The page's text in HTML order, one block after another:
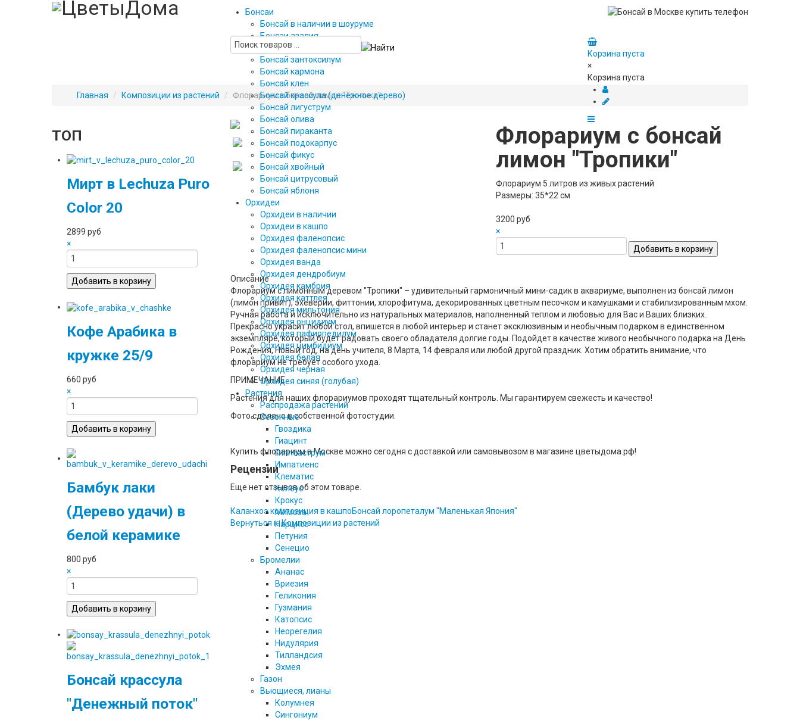
Бонсаи
Бонсай в наличии в шоуруме
Бонсаи азалия
Бонсаи вяз
Бонсай зантоксилум
Бонсай кармона
Бонсай клен
Бонсай крассула (денежное дерево)
Бонсай лигуструм
Бонсай олива
Бонсай пираканта
Бонсай подокарпус
Бонсай фикус
Бонсай хвойный
Бонсай цитрусовый
Бонсай яблоня
Орхидеи
Орхидеи в наличии
Орхидеи в кашпо
Орхидея фаленопсис
Орхидея фаленопсис мини
Орхидея ванда
Орхидея дендробиум
Орхидея камбрия
Орхидея каттлея
Орхидея мильтония
Орхидея онцидиум
Орхидея пафиопедилум
Орхидея цимбидиум
Орхидея белая
Орхидея черная
Орхидея синяя (голубая)
Растения
Распродажа растений
Сезонные
Гвоздика
Гиацинт
Гиппеаструм
Импатиенс
Клематис
Колеус
Крокус
Мимоза
Нарцисс
Петуния
Сенецио
Бромелии
Ананас
Вриезия
Геликония
Гузмания
Катопсис
Неорегелия
Нидулярия
Тилландсия
Эхмея
Газон
Вьющиеся, лианы
Колумнея
Сингониум
Корзина пуста
×
Корзина пуста
Главная
/ Композиции из растений / Флорариум с бонсай лимон "Тропики"
ТОП
Мирт в Lechuza Puro
Color 20
2899 руб
×
Кофе Арабика в
кружке 25/9
660 руб
×
Бамбук лаки
(Дерево удачи) в
белой керамике
800 руб
×
Бонсай крассула
"Денежный поток"
Флорариум с бонсай
лимон "Тропики"
Флорариум 5 литров из живых растений
Размеры: 35*22 см
3200 руб
×
Описание
Флорариум с лимонным деревом "Тропики" – удивительный гармоничный мини-садик в аквариуме, выполнен из бонсай лимон
(лимон привит), эхеверии, фиттонии, хлорофитума, декорированных цветным песочком и камушками и стабилизированным мхом.
Ручная работа и исключительно из натуральных материалов, наполненный теплом и любовью для Вас и Ваших близких.
Прекрасно украсит любой стол, впишется в любой интерьер и станет эксклюзивным и необычным подарком в единственном
экземпляре, который будет радовать своего обладателя долгие годы. Подойдет в качестве живого необычного подарка на День
Рождения, Новый год, на день учителя, 8 Марта, 14 февраля или любой другой праздник. Хотим обратить внимание, что
флорариум не требует особого ухода.
ПРИМЕЧАНИЕ
Растения для наших флорариумов проходят тщательный контроль. Мы гарантируем свежесть и качество!
Фото сделано в собственной фотостудии.
Купить флорариум в Москве можно сегодня с доставкой или самовывозом в магазине цветыдома.рф!
Рецензии
Еще нет отзывов об этом товаре.
Каланхоэ композиция в кашпоБонсай лоропеталум "Маленькая Япония"
Вернуться к: Композиции из растений